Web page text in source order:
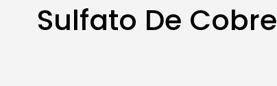
Sulfato De Cobre